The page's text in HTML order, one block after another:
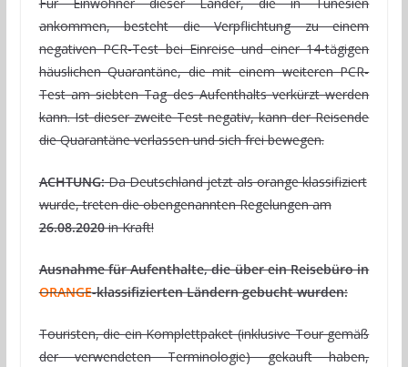
Für Einwohner dieser Länder, die in Tunesien
ankommen, besteht die Verpflichtung zu einem
negativen PCR-Test bei Einreise und einer 14-tägigen
häuslichen Quarantäne, die mit einem weiteren PCR-
Test am siebten Tag des Aufenthalts verkürzt werden
kann. Ist dieser zweite Test negativ, kann der Reisende
die Quarantäne verlassen und sich frei bewegen.
ACHTUNG:Da Deutschland jetzt als orange klassifiziert
wurde, treten die obengenannten Regelungen am
26.08.2020in Kraft!
Ausnahme für Aufenthalte, die über ein Reisebüro in
ORANGE-klassifizierten Ländern gebucht wurden:
Touristen, die ein Komplettpaket (inklusive Tour gemäß
der verwendeten Terminologie) gekauft haben,